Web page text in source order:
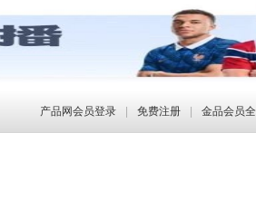
产品网会员登录 免费注册 金品会员